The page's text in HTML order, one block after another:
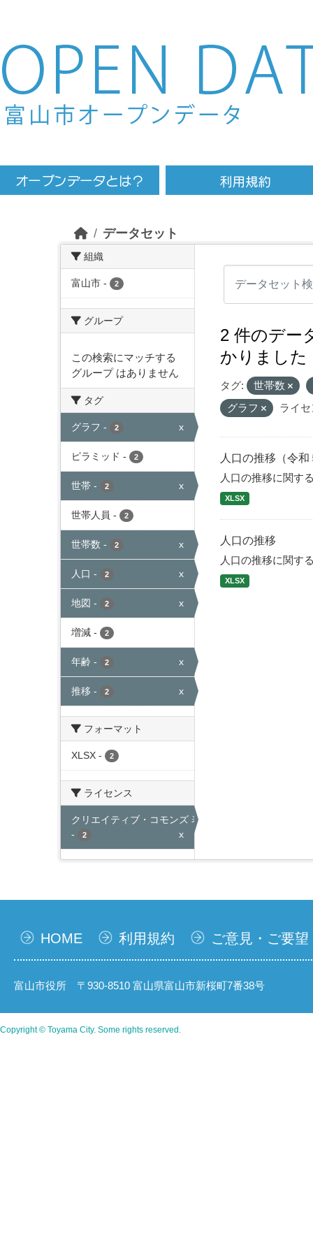
Skip to main content
データセット
組織
富山市 - 2
グループ
この検索にマッチする
グループ はありません
タグ
グラフ - 2 x
ピラミッド - 2
世帯 - 2 x
世帯人員 - 2
世帯数 - 2 x
人口 - 2 x
地図 - 2 x
増減 - 2
年齢 - 2 x
推移 - 2 x
フォーマット
XLSX - 2
ライセンス
クリエイティブ・コモンズ 表示
-
2 x
2 件のデー
かりました
タグ: 世帯数
グラフ
ライ
人口の推移（令和
人口の推移に関す
XLSX
人口の推移
人口の推移に関す
XLSX
HOME 利用規約 ご意見・ご要望
富山市役所 〒930-8510 富山県富山市新桜町7番38号
Copyright © Toyama City. Some rights reserved.